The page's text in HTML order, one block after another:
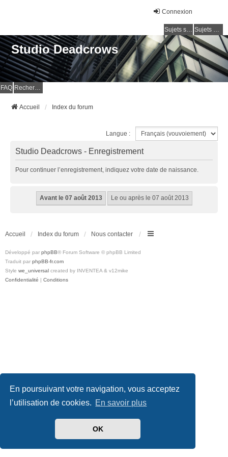
En poursuivant votre navigation, vous acceptez
l’utilisation de cookies. En savoir plus
OK
Connexion
Sujets sans réponse Sujets actifs
Studio Deadcrows
FAQ Rechercher
Accueil Index du forum
Langue :
Studio Deadcrows - Enregistrement
Pour continuer l’enregistrement, indiquez votre date de naissance.
Accueil Index du forum Nous contacter
Développé par phpBB® Forum Software © phpBB Limited
Traduit par phpBB-fr.com
Style we_universal created by INVENTEA & v12mike
Confidentialité | Conditions